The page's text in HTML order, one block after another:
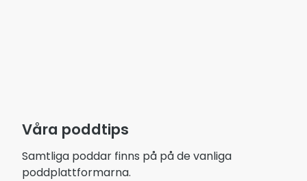
Våra poddtips
Samtliga poddar finns på på de vanliga
poddplattformarna.